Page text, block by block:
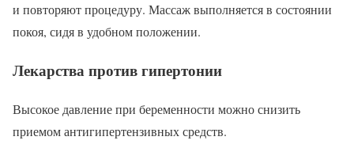
и повторяют процедуру. Массаж выполняется в состоянии
покоя, сидя в удобном положении.
Лекарства против гипертонии
Высокое давление при беременности можно снизить
приемом антигипертензивных средств.